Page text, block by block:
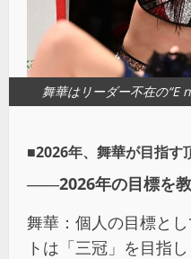
舞華はリーダー不在の“E
■2026年、舞華が目指す
――2026年の目標を教
舞華：個人の目標と
トは「三冠」を目指し